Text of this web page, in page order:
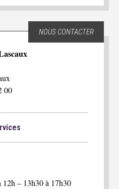
NOUS CONTACTER
00
– 13h30 à 17h30